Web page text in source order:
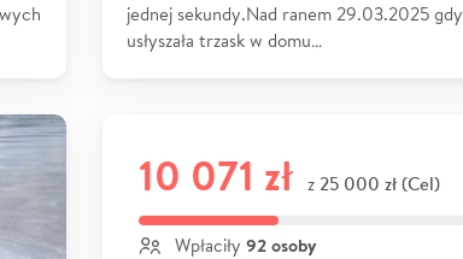
jednej sekundy.Nad ranem 29.03.2025 gdy
usłyszała trzask w domu…
10 071 zł z 25 000 zł (Cel)
Wpłaciły 92 osoby